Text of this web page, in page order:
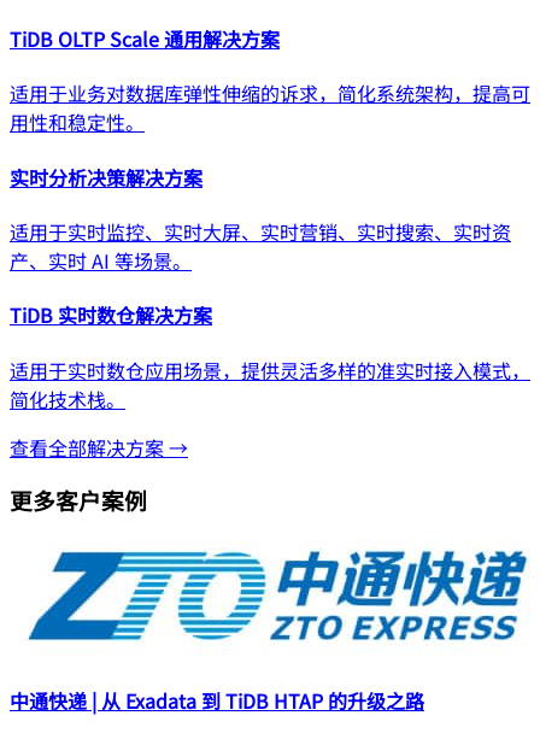
TiDB OLTP Scale 通用解决方案
适用于业务对数据库弹性伸缩的诉求，简化系统架构，提高可
用性和稳定性。
实时分析决策解决方案
适用于实时监控、实时大屏、实时营销、实时搜索、实时资
产、实时 AI 等场景。
TiDB 实时数仓解决方案
适用于实时数仓应用场景，提供灵活多样的准实时接入模式，
简化技术栈。
查看全部解决方案 →
更多客户案例
中通快递 | 从 Exadata 到 TiDB HTAP 的升级之路